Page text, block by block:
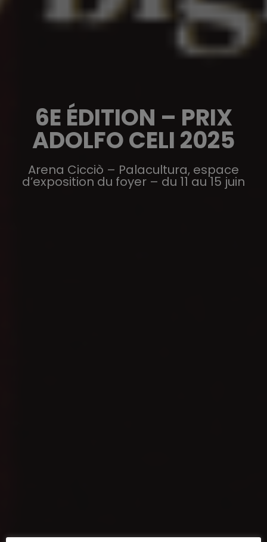
6E ÉDITION – PRIX
ADOLFO CELI 2025
Arena Cicciò – Palacultura, espace
d’exposition du foyer – du 11 au 15 juin